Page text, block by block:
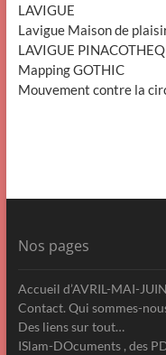
LAVIGUE
Lavigue Maison de
LAVIGUE
Mapping GOTHIC
Mouvement contre la
Nos pages
Accueil d’AVRIL-MAI-
Contact. Qui sommes-
Des liens sur tout…
ISlam-DOcuments , des